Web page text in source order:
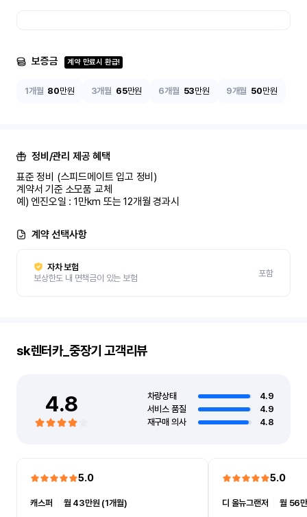
보증금 계약 만료시 환급!
1개월 80만원 3개월 65만원 6개월 53만원 9개월 50만원
정비/관리 제공 혜택
표준 정비 (스피드메이트 입고 정비)
계약서 기준 소모품 교체
예) 엔진오일 : 1만km 또는 12개월 경과시
계약 선택사항
자차 보험
보상한도 내 면책금이 있는 보험
포함
sk렌터카_중장기 고객리뷰
4.8 차량상태
4.9
서비스 품질
4.9
재구매 의사
4.8
5.0
캐스퍼
월 43만원 (1개월)
5.0
디 올뉴그랜저 ㅣ월 56